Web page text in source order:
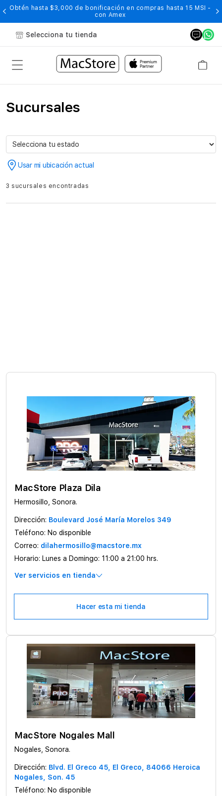
Obtén hasta $3,000 de bonificación en compras hasta 15 MSI -
con Amex
Selecciona tu tienda
Sucursales
Usar mi ubicación actual
3 sucursales encontradas
MacStore Plaza Dila
Hermosillo, Sonora.
Dirección: Boulevard José María Morelos 349
Teléfono: No disponible
Correo: dilahermosillo@macstore.mx
Horario: Lunes a Domingo: 11:00 a 21:00 hrs.
Ver servicios en tienda
Hacer esta mi tienda
MacStore Nogales Mall
Nogales, Sonora.
Dirección: Blvd. El Greco 45, El Greco, 84066 Heroica
Nogales, Son. 45
Teléfono: No disponible